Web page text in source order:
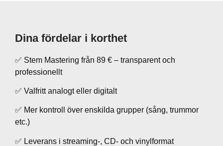
Dina fördelar i korthet
✅ Stem Mastering från 89 € – transparent och
professionellt
✅ Valfritt analogt eller digitalt
✅ Mer kontroll över enskilda grupper (sång, trummor
etc.)
✅ Leverans i streaming-, CD- och vinylformat